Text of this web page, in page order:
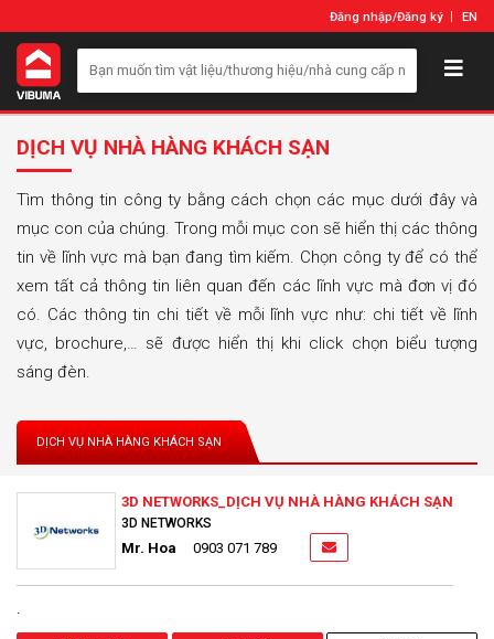
Đăng nhập/Đăng ký EN
DỊCH VỤ NHÀ HÀNG KHÁCH SẠN
Tìm thông tin công ty bằng cách chọn các mục dưới đây và
mục con của chúng. Trong mỗi mục con sẽ hiển thị các thông
tin về lĩnh vực mà bạn đang tìm kiếm. Chọn công ty để có thể
xem tất cả thông tin liên quan đến các lĩnh vực mà đơn vị đó
có. Các thông tin chi tiết về mỗi lĩnh vực như: chi tiết về lĩnh
vực, brochure,… sẽ được hiển thị khi click chọn biểu tượng
sáng đèn.
DỊCH VỤ NHÀ HÀNG KHÁCH SẠN
3D NETWORKS_DỊCH VỤ NHÀ HÀNG KHÁCH SẠN
3D NETWORKS
Mr. Hoa 0903 071 789